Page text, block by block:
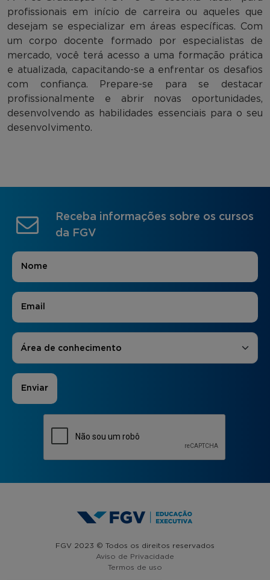
profissionais em início de carreira ou aqueles que
desejam se especializar em áreas específicas. Com
um corpo docente formado por especialistas de
mercado, você terá acesso a uma formação prática
e atualizada, capacitando-se a enfrentar os desafios
com confiança. Prepare-se para se destacar
profissionalmente e abrir novas oportunidades,
desenvolvendo as habilidades essenciais para o seu
desenvolvimento.
Receba informações sobre os cursos
da FGV
Nome
E-mail
Áreas de Interesse
Área de conhecimento
FGV 2023 © Todos os direitos reservados
Aviso de Privacidade
Termos de uso